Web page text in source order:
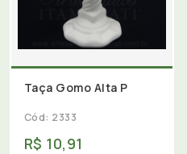
Taça Gomo Alta P
Cód: 2333
R$ 10,91